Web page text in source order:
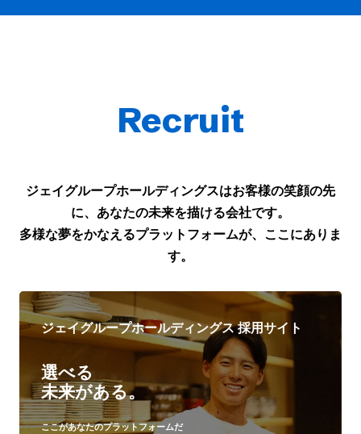
Recruit
ジェイグループホールディングスはお客様の笑顔の先
に、あなたの未来を描ける会社です。
多様な夢をかなえるプラットフォームが、ここにありま
す。
ジェイグループホールディングス 採用サイト
選べる
未来がある。
ここがあなたのプラットフォームだ